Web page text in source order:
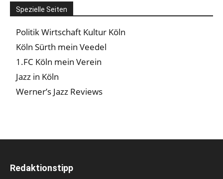
Spezielle Seiten
Politik Wirtschaft Kultur Köln
Köln Sürth mein Veedel
1.FC Köln mein Verein
Jazz in Köln
Werner’s Jazz Reviews
Redaktionstipp